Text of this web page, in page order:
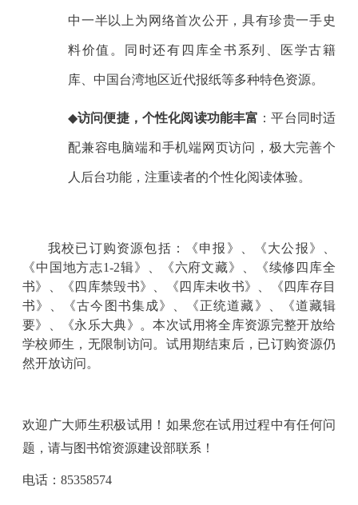
中一半以上为网络首次公开，具有珍贵一手史
料价值。同时还有四库全书系列、医学古籍
库、中国台湾地区近代报纸等多种特色资源。
◆访问便捷，个性化阅读功能丰富 ：平台同时适
配兼容电脑端和手机端网页访问，极大完善个
人后台功能，注重读者的个性化阅读体验。
我校已订购资源包括：《申报》、《大公报》、
《中国地方志1-2辑》、《六府文藏》、《续修四库全
书》、《四库禁毁书》、《四库未收书》、《四库存目
书》、《古今图书集成》、《正统道藏》、《道藏辑
要》、《永乐大典》。本次试用将全库资源完整开放给
学校师生，无限制访问。试用期结束后，已订购资源仍
然开放访问。
欢迎广大师生积极试用！如果您在试用过程中有任何问
题，请与图书馆资源建设部联系！
电话： 85358574